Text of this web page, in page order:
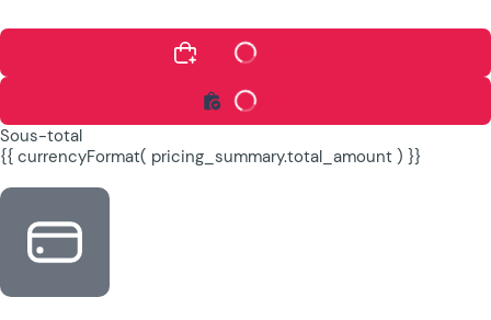
Ajouter au panier
Continuer
Sous-total
{{ currencyFormat( pricing_summary.total_amount ) }}